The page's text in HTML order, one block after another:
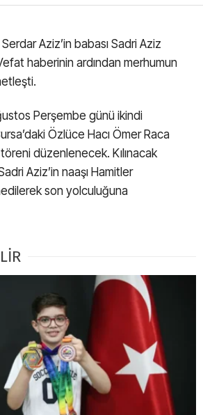
Aziz’in babası Sadri Aziz
haberinin ardından merhumun
Perşembe günü ikindi
Özlüce Hacı Ömer Raca
düzenlenecek. Kılınacak
Aziz’in naaşı Hamitler
son yolculuğuna